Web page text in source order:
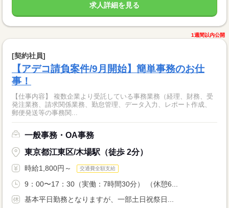
求人詳細を見る
1週間以内公開
[契約社員]
【アデコ請負案件/9月開始】簡単事務のお仕
事！
【仕事内容】 複数企業より受託している事務業務（経理、財務、受
発注業務、請求関係業務、勤怠管理、データ入力、レポート作成、
郵便発送等の事務関...
一般事務・OA事務
東京都江東区/木場駅（徒歩 2分）
時給1,800円～ 交通費全額支給
9：00〜17：30（実働：7時間30分） （休憩6...
基本平日勤務となりますが、一部土日祝祭日...